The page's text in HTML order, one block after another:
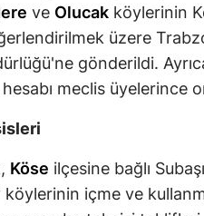
ve Olucak köylerinin
üzere
gönderildi.
meclis üyelerince
Köse ilçesine bağlı
içme ve